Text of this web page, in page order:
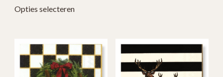
tot
Opties selecterenproduct
variaties.
Deze
optie